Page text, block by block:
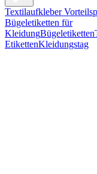
Textilaufkleber
Bügeletiketten für
KleidungBügeletiketten
EtikettenKleidungstag